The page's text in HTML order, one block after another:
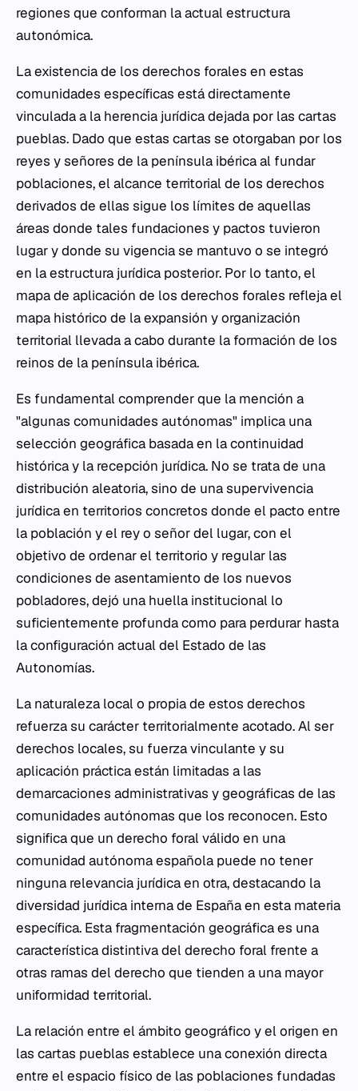
regiones que conforman la actual estructura
autonómica.
La existencia de los derechos forales en estas
comunidades específicas está directamente
vinculada a la herencia jurídica dejada por las cartas
pueblas. Dado que estas cartas se otorgaban por los
reyes y señores de la península ibérica al fundar
poblaciones, el alcance territorial de los derechos
derivados de ellas sigue los límites de aquellas
áreas donde tales fundaciones y pactos tuvieron
lugar y donde su vigencia se mantuvo o se integró
en la estructura jurídica posterior. Por lo tanto, el
mapa de aplicación de los derechos forales refleja el
mapa histórico de la expansión y organización
territorial llevada a cabo durante la formación de los
reinos de la península ibérica.
Es fundamental comprender que la mención a
"algunas comunidades autónomas" implica una
selección geográfica basada en la continuidad
histórica y la recepción jurídica. No se trata de una
distribución aleatoria, sino de una supervivencia
jurídica en territorios concretos donde el pacto entre
la población y el rey o señor del lugar, con el
objetivo de ordenar el territorio y regular las
condiciones de asentamiento de los nuevos
pobladores, dejó una huella institucional lo
suficientemente profunda como para perdurar hasta
la configuración actual del Estado de las
Autonomías.
La naturaleza local o propia de estos derechos
refuerza su carácter territorialmente acotado. Al ser
derechos locales, su fuerza vinculante y su
aplicación práctica están limitadas a las
demarcaciones administrativas y geográficas de las
comunidades autónomas que los reconocen. Esto
significa que un derecho foral válido en una
comunidad autónoma española puede no tener
ninguna relevancia jurídica en otra, destacando la
diversidad jurídica interna de España en esta materia
específica. Esta fragmentación geográfica es una
característica distintiva del derecho foral frente a
otras ramas del derecho que tienden a una mayor
uniformidad territorial.
La relación entre el ámbito geográfico y el origen en
las cartas pueblas establece una conexión directa
entre el espacio físico de las poblaciones fundadas